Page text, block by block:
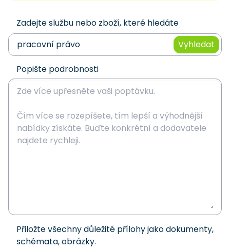
Zadejte službu nebo zboží, které hledáte
Vyhledat
Popište podrobnosti
Přiložte všechny důležité přílohy jako dokumenty,
schémata, obrázky.